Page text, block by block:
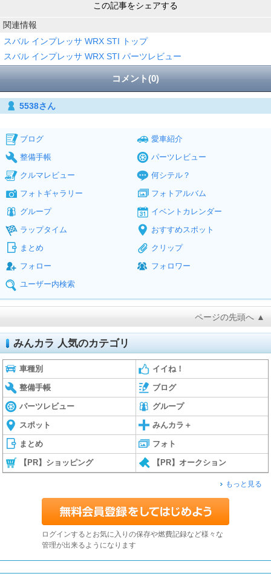
この記事をシェアする
関連情報
スバル インプレッサ WRX STI トップ
スバル インプレッサ WRX STI パーツレビュー
コメント(0)
5538さん
ブログ
愛車紹介
整備手帳
パーツレビュー
クルマレビュー
何シテル？
フォトギャラリー
フォトアルバム
グループ
イベントカレンダー
ラップタイム
おすすめスポット
まとめ
クリップ
フォロー
フォロワー
ユーザー内検索
ページの先頭へ ▲
みんカラ 人気のカテゴリ
車種別 イイね！
整備手帳 ブログ
パーツレビュー グループ
スポット みんカラ＋
まとめ フォト
【PR】ショッピング 【PR】オークション
もっと見る
ログインするとお気に入りの保存や燃費記録など様々な
管理が出来るようになります